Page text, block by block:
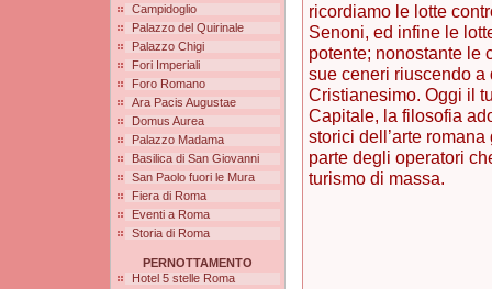
Campidoglio
Palazzo del Quirinale
Palazzo Chigi
Fori Imperiali
Foro Romano
Ara Pacis Augustae
Domus Aurea
Palazzo Madama
Basilica di San Giovanni
San Paolo fuori le Mura
Fiera di Roma
Eventi a Roma
Storia di Roma
PERNOTTAMENTO
Hotel 5 stelle Roma
ricordiamo le lotte
Senoni, ed infine le
potente; nonostante le
sue ceneri riuscendo a
Cristianesimo. Oggi il
Capitale, la filosofia
storici dell’arte
parte degli operatori
turismo di massa.